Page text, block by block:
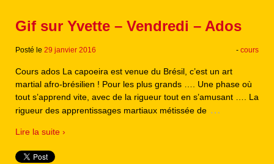
Gif sur Yvette – Vendredi – Ados
Posté le 29 janvier 2016 - cours
Cours ados La capoeira est venue du Brésil, c’est un art
martial afro-brésilien ! Pour les plus grands …. Une phase où
tout s’apprend vite, avec de la rigueur tout en s’amusant …. La
rigueur des apprentissages martiaux métissée de …
Lire la suite ›